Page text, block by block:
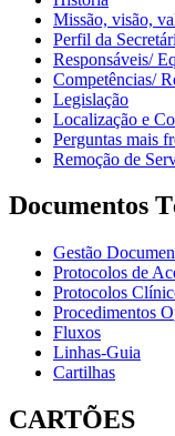
Missão, visão,
Perfil da
Responsáveis/
Competências/
Legislação
Localização e
Perguntas mais
Remoção de
Documentos
Gestão
Protocolos de
Protocolos
Procedimentos
Fluxos
Linhas-Guia
Cartilhas
CARTÕES